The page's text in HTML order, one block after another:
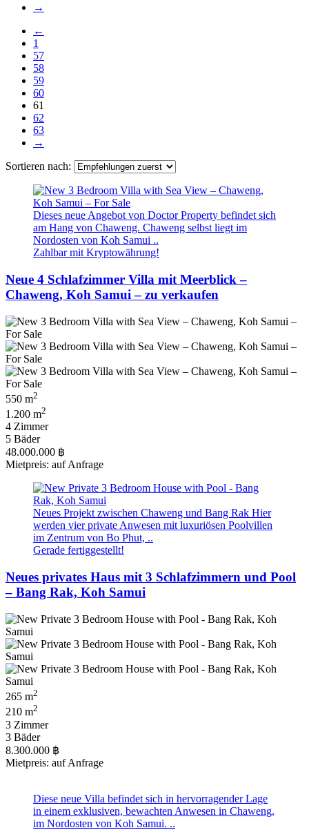
→
←
1
57
58
59
60
61
62
63
→
Sortieren nach:
Dieses neue Angebot von Doctor Property befindet sich
am Hang von Chaweng. Chaweng selbst liegt im
Nordosten von Koh Samui ..
Zahlbar mit Kryptowährung!
Neue 4 Schlafzimmer Villa mit Meerblick –
Chaweng, Koh Samui – zu verkaufen
550 m2
1.200 m2
4 Zimmer
5 Bäder
48.000.000 ฿
Mietpreis: auf Anfrage
Neues Projekt zwischen Chaweng und Bang Rak Hier
werden vier private Anwesen mit luxuriösen Poolvillen
im Zentrum von Bo Phut, ..
Gerade fertiggestellt!
Neues privates Haus mit 3 Schlafzimmern und Pool
– Bang Rak, Koh Samui
265 m2
210 m2
3 Zimmer
3 Bäder
8.300.000 ฿
Mietpreis: auf Anfrage
Diese neue Villa befindet sich in hervorragender Lage
in einem exklusiven, bewachten Anwesen in Chaweng,
im Nordosten von Koh Samui. ..